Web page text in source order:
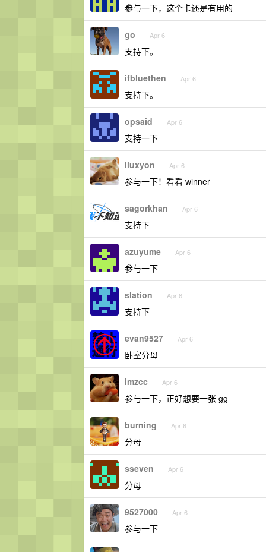
参与一下，这个卡还是有用的
go Apr 6
支持下。
ifbluethen Apr 6
支持下。
opsaid Apr 6
支持一下
liuxyon Apr 6
参与一下！看看 winner
sagorkhan Apr 6
支持下
azuyume Apr 6
参与一下
slation Apr 6
支持下
evan9527 Apr 6
卧室分母
imzcc Apr 6
参与一下，正好想要一张 gg
burning Apr 6
分母
sseven Apr 6
分母
9527000 Apr 6
参与一下